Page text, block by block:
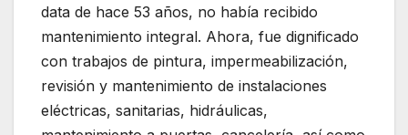
data de hace 53 años, no había recibido
mantenimiento integral. Ahora, fue dignificado
con trabajos de pintura, impermeabilización,
revisión y mantenimiento de instalaciones
eléctricas, sanitarias, hidráulicas,